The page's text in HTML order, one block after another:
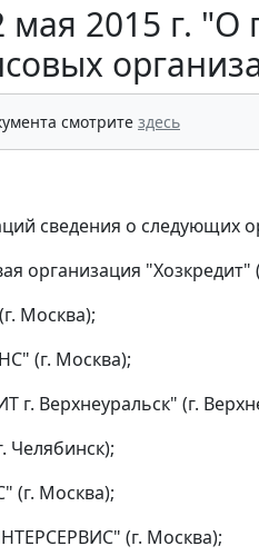
2015 г. "О
смотрите здесь
сведения о следующих
организация
Москва);
(г. Москва);
Верхнеуральск" (г.
Челябинск);
(г. Москва);
(г. Москва);